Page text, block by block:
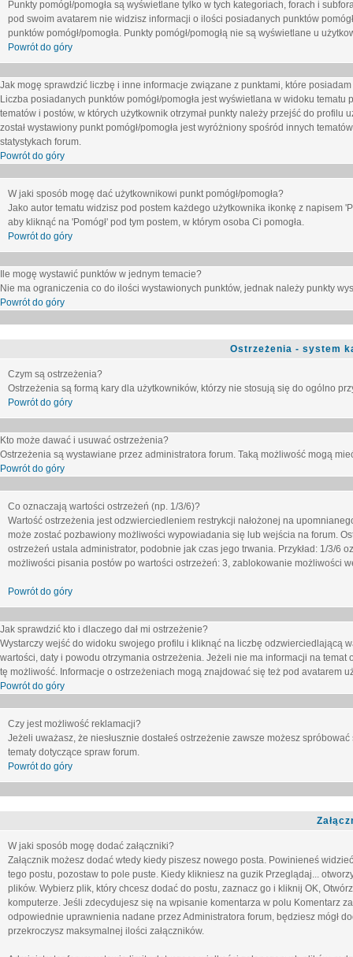
Punkty pomógł/pomogła są wyświetlane tylko w tych kategoriach, forach i
pod swoim avatarem nie widzisz informacji o ilości posiadanych punktów
punktów pomógł/pomogła. Punkty pomógł/pomogłą nie są wyświetlane u
Powrót do góry
Jak mogę sprawdzić liczbę i inne informacje związane z punktami, które
Liczba posiadanych punktów pomógł/pomogła jest wyświetlana w widoku
tematów i postów, w których użytkownik otrzymał punkty należy przejść do
został wystawiony punkt pomógł/pomogła jest wyróżniony spośród innych
statystykach forum.
Powrót do góry
W jaki sposób mogę dać użytkownikowi punkt pomógł/pomogła?
Jako autor tematu widzisz pod postem każdego użytkownika ikonkę z napisem
aby kliknąć na 'Pomógł' pod tym postem, w którym osoba Ci pomogła.
Powrót do góry
Ile mogę wystawić punktów w jednym temacie?
Nie ma ograniczenia co do ilości wystawionych punktów, jednak należy punkty
Powrót do góry
Ostrzeżenia - system
Czym są ostrzeżenia?
Ostrzeżenia są formą kary dla użytkowników, którzy nie stosują się do ogólno
Powrót do góry
Kto może dawać i usuwać ostrzeżenia?
Ostrzeżenia są wystawiane przez administratora forum. Taką możliwość mogą
Powrót do góry
Co oznaczają wartości ostrzeżeń (np. 1/3/6)?
Wartość ostrzeżenia jest odzwierciedleniem restrykcji nałożonej na
może zostać pozbawiony możliwości wypowiadania się lub wejścia na forum.
ostrzeżeń ustala administrator, podobnie jak czas jego trwania. Przykład: 1/3/6
możliwości pisania postów po wartości ostrzeżeń: 3, zablokowanie możliwości
Powrót do góry
Jak sprawdzić kto i dlaczego dał mi ostrzeżenie?
Wystarczy wejść do widoku swojego profilu i kliknąć na liczbę odzwierciedlającą
wartości, daty i powodu otrzymania ostrzeżenia. Jeżeli nie ma informacji na temat
tę możliwość. Informacje o ostrzeżeniach mogą znajdować się też pod avatarem
Powrót do góry
Czy jest możliwość reklamacji?
Jeżeli uważasz, że niesłusznie dostałeś ostrzeżenie zawsze możesz
tematy dotyczące spraw forum.
Powrót do góry
W jaki sposób mogę dodać załączniki?
Załącznik możesz dodać wtedy kiedy piszesz nowego posta. Powinieneś
tego postu, pozostaw to pole puste. Kiedy klikniesz na guzik Przeglądaj...
plików. Wybierz plik, który chcesz dodać do postu, zaznacz go i kliknij OK,
komputerze. Jeśli zdecydujesz się na wpisanie komentarza w polu Komentarz
odpowiednie uprawnienia nadane przez Administratora forum, będziesz mógł
przekroczysz maksymalnej ilości załączników.